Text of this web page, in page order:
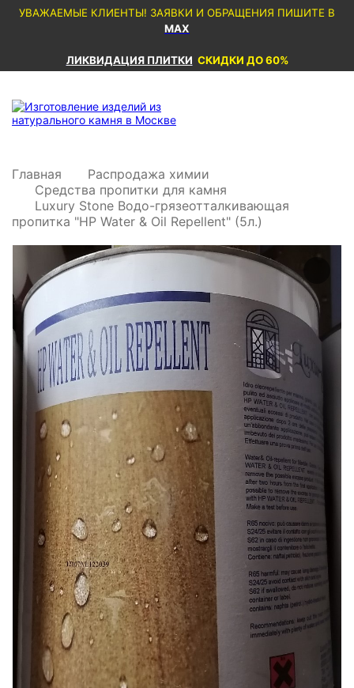
УВАЖАЕМЫЕ КЛИЕНТЫ! ЗАЯВКИ И ОБРАЩЕНИЯ ПИШИТЕ В
MAX
ЛИКВИДАЦИЯ ПЛИТКИ СКИДКИ ДО 60%
Главная
Распродажа химии
Средства пропитки для камня
Luxury Stone Водо-грязеотталкивающая
пропитка "HP Water & Oil Repellent" (5л.)